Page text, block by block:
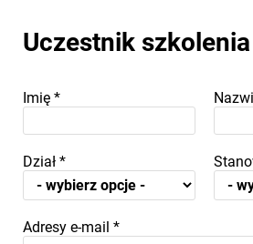
Uczestnik szkolenia
Imię *
Dział *
Adresy e-mail *